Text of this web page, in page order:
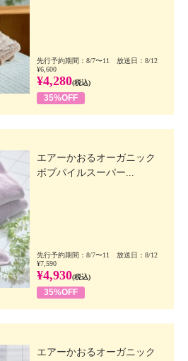
先行予約期間：8/7〜11 放送日：8/12
¥6,600
¥4,280(税込)
35%OFF
エアーかおるオーガニック
ボブパイルスーパー...
先行予約期間：8/7〜11 放送日：8/12
¥7,590
¥4,930(税込)
35%OFF
エアーかおるオーガニック